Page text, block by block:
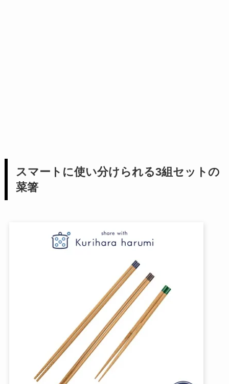
スマートに使い分けられる3組セットの
菜箸